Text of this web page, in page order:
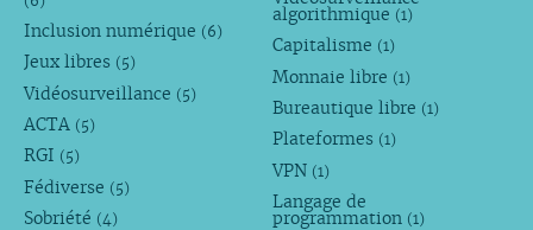
Inclusion numérique (6)
Jeux libres (5)
Vidéosurveillance (5)
ACTA (5)
RGI (5)
Fédiverse (5)
Sobriété (4)
algorithmique (1)
Capitalisme (1)
Monnaie libre (1)
Bureautique libre (1)
Plateformes (1)
VPN (1)
Langage de
programmation (1)